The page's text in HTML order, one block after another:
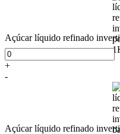
Açúcar líquido refinado
+
-
Açúcar líquido refinado